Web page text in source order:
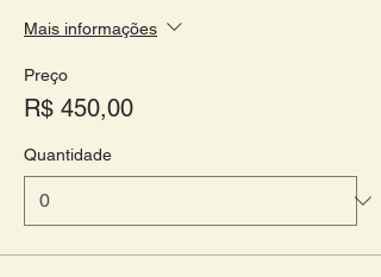
Mais informações
Preço
R$ 450,00
Quantidade